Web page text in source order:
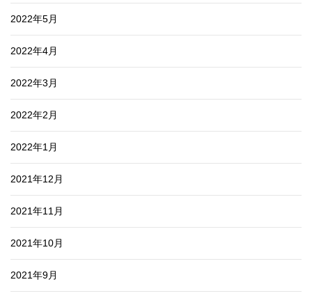
2022年5月
2022年4月
2022年3月
2022年2月
2022年1月
2021年12月
2021年11月
2021年10月
2021年9月